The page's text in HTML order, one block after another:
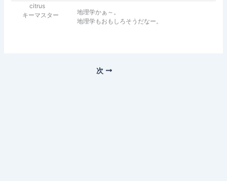
citrus
キーマスター
地理学かぁ～。
地理学もおもしろそうだなー。
次